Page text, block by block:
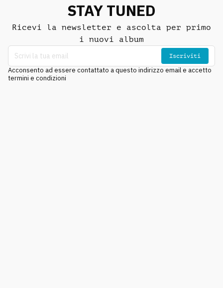
STAY TUNED
Ricevi la newsletter e ascolta per primo
i nuovi album
Iscriviti
Acconsento ad essere contattato a questo indirizzo email e accetto
termini e condizioni